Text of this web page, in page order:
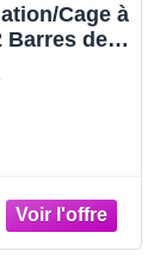
Cage à
Barres de
x 213.5 cm